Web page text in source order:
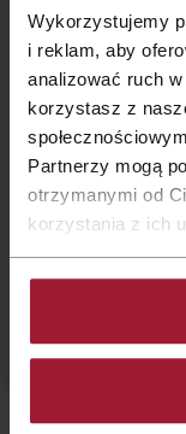
Wykorzystujemy
i reklam, aby
analizować ruch
korzystasz z
Partnerzy mogą
otrzymanymi od
korzystania z ich
komfortowo.
zespół
możemy na
obecność
samopoczuciu
osób –
Qubus Hotel.
Jak
Jak